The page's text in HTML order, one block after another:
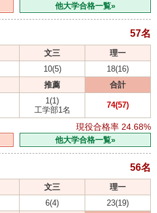
他大学合格一覧»
57名
文三
理一
10(5)
18(16)
推薦 合計
1(1)
工学部1名
74(57)
現役合格率 24.68%
他大学合格一覧»
56名
文三
理一
6(4)
23(19)